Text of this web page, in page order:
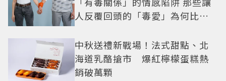
人反覆回頭的「毒愛」為何比菸
中秋送禮新戰場！法式甜點、北
海道乳酪搶市 爆紅檸檬蛋糕熱
銷破萬顆